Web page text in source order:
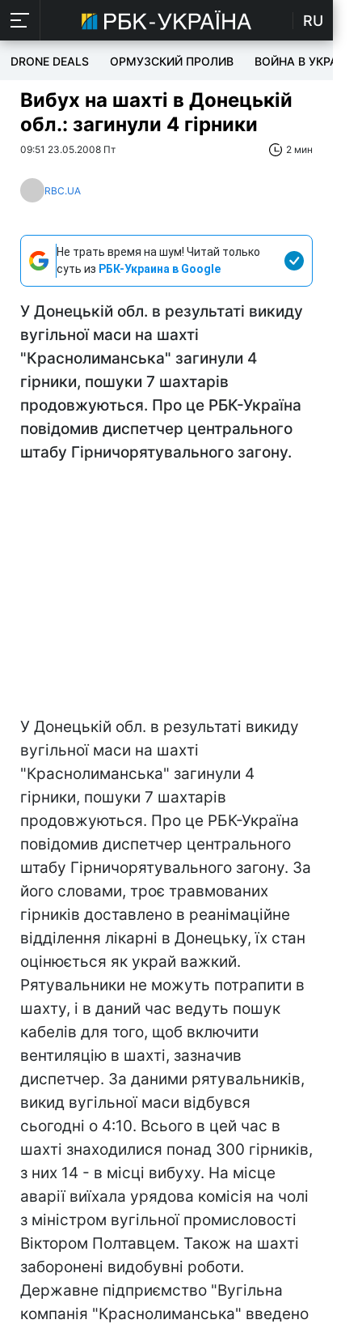
RU
DRONE DEALS ОРМУЗСКИЙ ПРОЛИВ ВОЙНА В УКРАИНЕ
Вибух на шахті в Донецькій
обл.: загинули 4 гірники
09:51 23.05.2008 Пт 2 мин
RBC.UA
Не трать время на шум! Читай только
суть из РБК-Украина в Google
У Донецькій обл. в результаті викиду
вугільної маси на шахті
"Краснолиманська" загинули 4
гірники, пошуки 7 шахтарів
продовжуються. Про це РБК-Україна
повідомив диспетчер центрального
штабу Гірничорятувального загону.
У Донецькій обл. в результаті викиду
вугільної маси на шахті
"Краснолиманська" загинули 4
гірники, пошуки 7 шахтарів
продовжуються. Про це РБК-Україна
повідомив диспетчер центрального
штабу Гірничорятувального загону. За
його словами, троє травмованих
гірників доставлено в реанімаційне
відділення лікарні в Донецьку, їх стан
оцінюється як украй важкий.
Рятувальники не можуть потрапити в
шахту, і в даний час ведуть пошук
кабелів для того, щоб включити
вентиляцію в шахті, зазначив
диспетчер. За даними рятувальників,
викид вугільної маси відбувся
сьогодні о 4:10. Всього в цей час в
шахті знаходилися понад 300 гірників,
з них 14 - в місці вибуху. На місце
аварії виїхала урядова комісія на чолі
з міністром вугільної промисловості
Віктором Полтавцем. Також на шахті
заборонені видобувні роботи.
Державне підприємство "Вугільна
компанія "Краснолиманська" введено